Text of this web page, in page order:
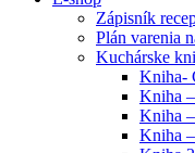
Zápisník
Plán varenia
Kuchárske
Kniha-
Kniha
Kniha
Kniha